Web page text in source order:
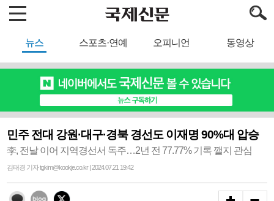
뉴스 스포츠·연예 오피니언 동영상
민주 전대 강원·대구·경북 경선도 이재명 90%대 압승
李, 전날 이어 지역경선서 독주…2년 전 77.77% 기록 깰지 관심
김태경 기자 tgkim@kookje.co.kr | 2024.07.21 19:42